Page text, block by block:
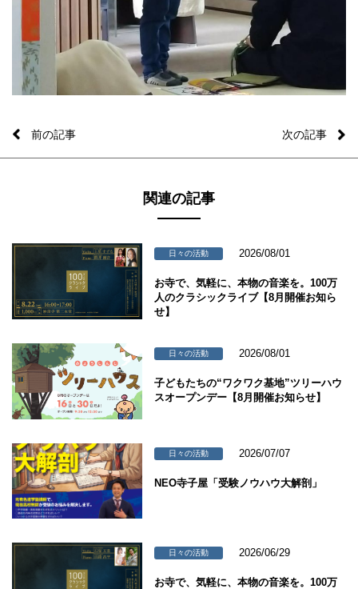
前の記事 次の記事
関連の記事
日々の活動 2026/08/01
お寺で、気軽に、本物の音楽を。100万
人のクラシックライブ【8月開催お知ら
せ】
日々の活動 2026/08/01
子どもたちの“ワクワク基地”ツリーハウ
スオープンデー【8月開催お知らせ】
日々の活動 2026/07/07
NEO寺子屋「受験ノウハウ大解剖」
日々の活動 2026/06/29
お寺で、気軽に、本物の音楽を。100万